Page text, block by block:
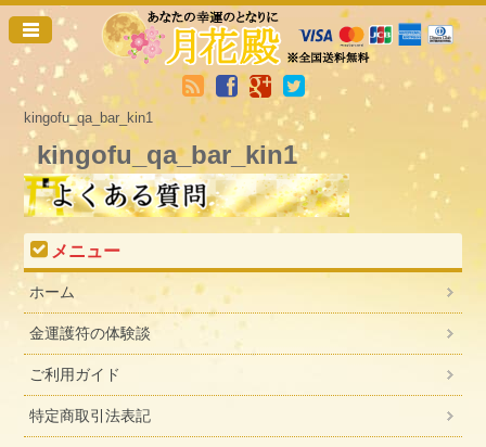
kingofu_qa_bar_kin1
kingofu_qa_bar_kin1
メニュー
ホーム
金運護符の体験談
ご利用ガイド
特定商取引法表記